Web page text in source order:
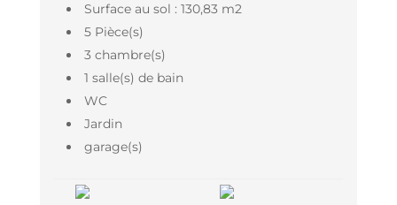
Surface au sol : 130,83 m2
5 Pièce(s)
3 chambre(s)
1 salle(s) de bain
WC
Jardin
garage(s)